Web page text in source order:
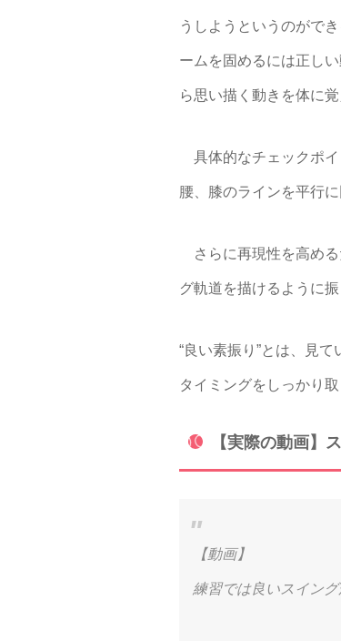
うしようというのがで
ームを固めるには正し
ら思い描く動きを体に
具体的なチェックポイ
腰、膝のラインを平行
さらに再現性を高める
グ軌道を描けるように
“良い素振り”とは、見
タイミングをしっかり
【実際の動画】
【動画】
練習では良いスイン